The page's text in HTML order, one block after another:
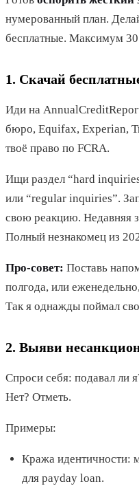
нумерованный план.
бесплатные. Максимум
1. Скачай
Иди на
бюро, Equifax, Experian,
твоё право по FCRA.
Ищи раздел “hard
или “regular inquiries”.
свою реакцию. Недавняя
Полный незнакомец из
Про-совет: Поставь
полгода, или
Так я однажды поймал
2. Выяви
Спроси себя: подавал ли
Нет? Отметь.
Примеры:
Кража идентичности:
для payday loan.